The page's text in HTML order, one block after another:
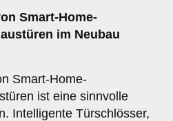
Smart-Home-
im Neubau
Smart-Home-
ist eine sinnvolle
Intelligente Türschlösser,